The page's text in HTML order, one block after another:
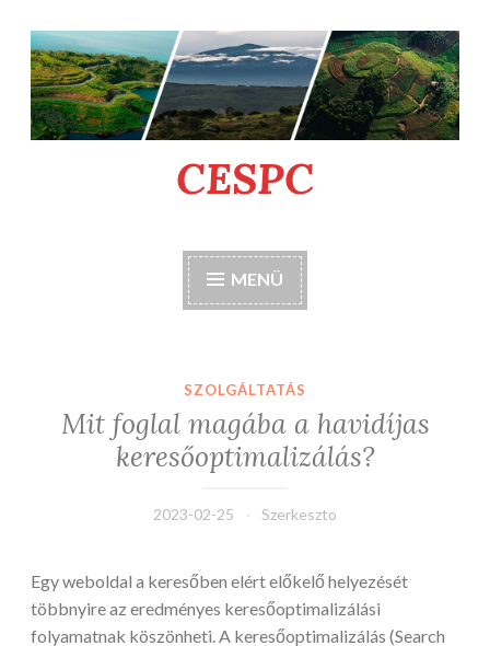
Tartalomhoz
CESPC
MENÜ
SZOLGÁLTATÁS
Mit foglal magába a havidíjas
keresőoptimalizálás?
2023-02-25 Szerkeszto
Egy weboldal a keresőben elért előkelő helyezését
többnyire az eredményes keresőoptimalizálási
folyamatnak köszönheti. A keresőoptimalizálás (Search